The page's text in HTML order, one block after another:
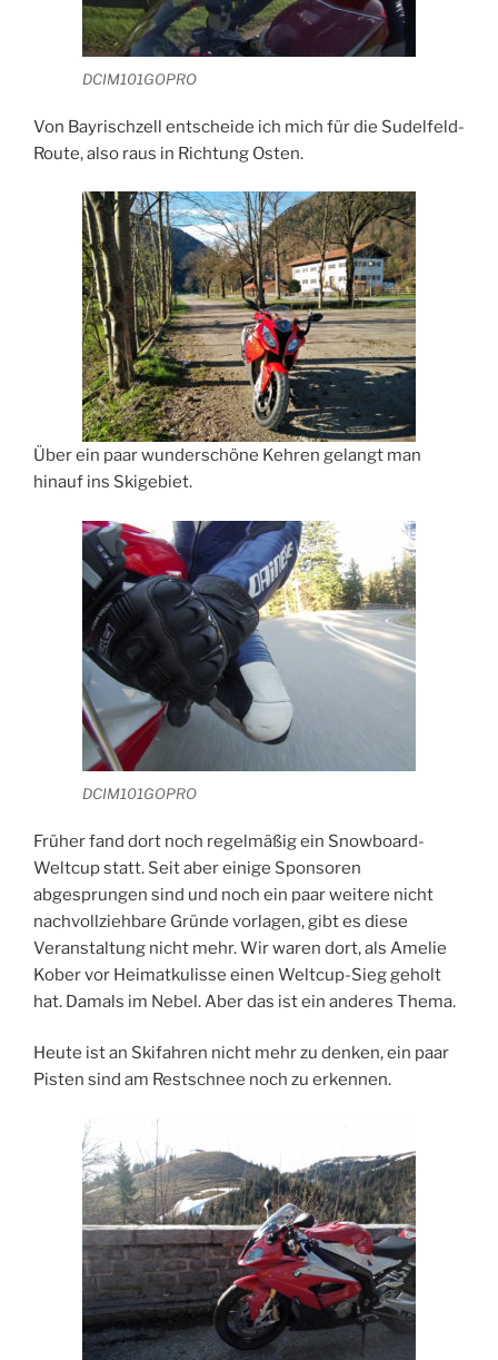
DCIM101GOPRO
Von Bayrischzell entscheide ich mich für die Sudelfeld-
Route, also raus in Richtung Osten.
Über ein paar wunderschöne Kehren gelangt man
hinauf ins Skigebiet.
DCIM101GOPRO
Früher fand dort noch regelmäßig ein Snowboard-
Weltcup statt. Seit aber einige Sponsoren
abgesprungen sind und noch ein paar weitere nicht
nachvollziehbare Gründe vorlagen, gibt es diese
Veranstaltung nicht mehr. Wir waren dort, als Amelie
Kober vor Heimatkulisse einen Weltcup-Sieg geholt
hat. Damals im Nebel. Aber das ist ein anderes Thema.
Heute ist an Skifahren nicht mehr zu denken, ein paar
Pisten sind am Restschnee noch zu erkennen.